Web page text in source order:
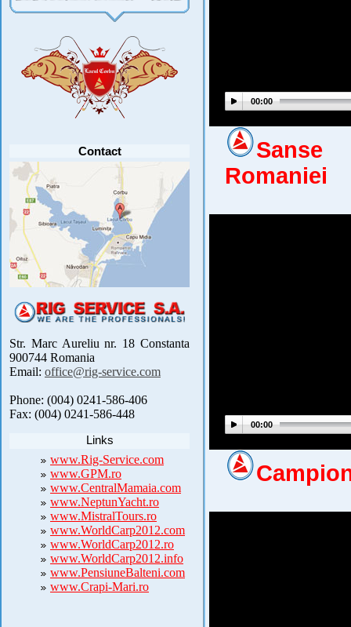
ANUNT IMPORTANT
COVID 19- DIN MOTIVE DE SIGURANTA ,
CAT SI A REGLEMENTARILOR LEGALE ,
PRECUM SI RETRAGEREA UNOR
PARTICIPANTI .....[detalii]
Anunt important
Va anuntam ca editia 30 a concursului de
pescuit CUPA RIG la CRAP din perioada 2-5
septembrie 2021 se reprogrameaza pentru luna
Contact
Str. Marc Aureliu nr. 18 Constanta
900744 Romania
Email: office@rig-service.com
Phone: (004) 0241-586-406
Fax: (004) 0241-586-448
Links
www.Rig-Service.com
www.GPM.ro
www.CentralMamaia.com
www.NeptunYacht.ro
www.MistralTours.ro
www.WorldCarp2012.com
www.WorldCarp2012.ro
www.WorldCarp2012.info
www.PensiuneBalteni.com
www.Crapi-Mari.ro
00:00
Sanse
Romaniei
00:00